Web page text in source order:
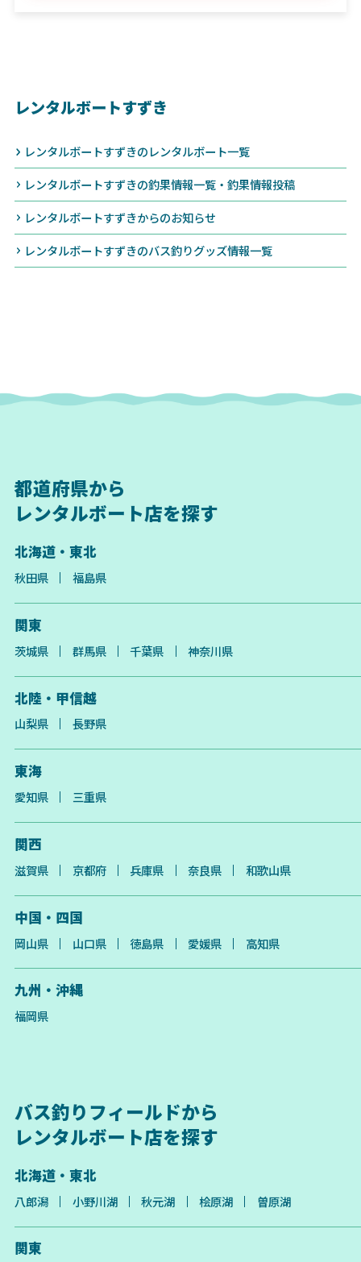
レンタルボートすずき
レンタルボートすずきのレンタルボート一覧
レンタルボートすずきの釣果情報一覧・釣果情報投稿
レンタルボートすずきからのお知らせ
レンタルボートすずきのバス釣りグッズ情報一覧
都道府県から
レンタルボート店を探す
北海道・東北
秋田県 福島県
関東
茨城県 群馬県 千葉県 神奈川県
北陸・甲信越
山梨県 長野県
東海
愛知県 三重県
関西
滋賀県 京都府 兵庫県 奈良県 和歌山県
中国・四国
岡山県 山口県 徳島県 愛媛県 高知県
九州・沖縄
福岡県
バス釣りフィールドから
レンタルボート店を探す
北海道・東北
八郎潟 小野川湖 秋元湖 桧原湖 曽原湖
関東